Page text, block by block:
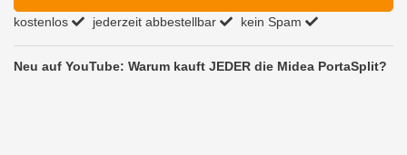
kostenlos jederzeit abbestellbar kein Spam
Neu auf YouTube: Warum kauft JEDER die Midea PortaSplit?